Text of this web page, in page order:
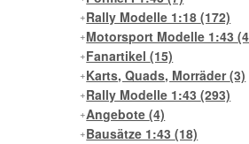
Rally Modelle 1:18(172)
Motorsport Modelle 1:43
Fanartikel(15)
Karts, Quads, Morräder(3)
Rally Modelle 1:43(293)
Angebote(4)
Bausätze 1:43(18)